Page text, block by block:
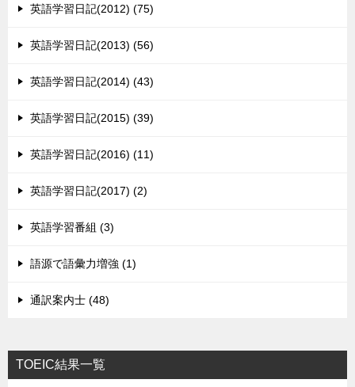
英語学習日記(2012) (75)
英語学習日記(2013) (56)
英語学習日記(2014) (43)
英語学習日記(2015) (39)
英語学習日記(2016) (11)
英語学習日記(2017) (2)
英語学習番組 (3)
語源で語彙力増強 (1)
通訳案内士 (48)
TOEIC結果一覧